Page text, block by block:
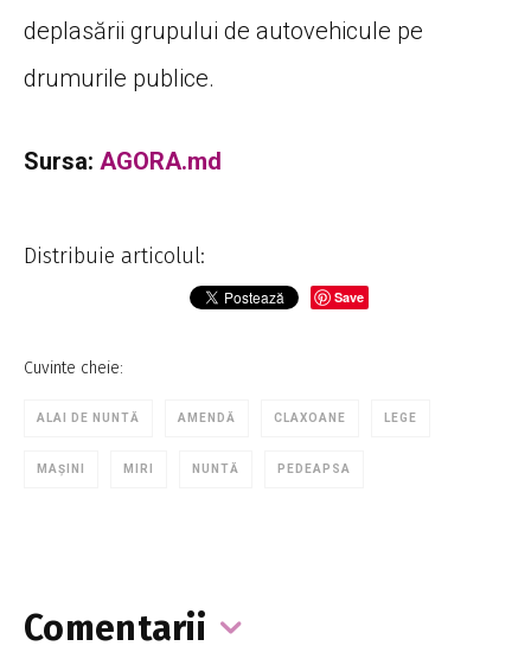
deplasării grupului de autovehicule pe
drumurile publice.
Sursa: AGORA.md
Distribuie articolul:
Save
Cuvinte cheie:
ALAI DE NUNTĂ AMENDĂ CLAXOANE LEGE
MAȘINI MIRI NUNTĂ PEDEAPSA
Comentarii